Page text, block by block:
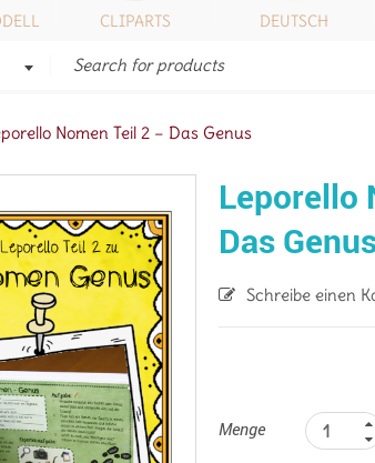
CLIPARTS DEUTSCH
Nomen Teil 2 – Das Genus
Leporello
Das
Schreibe einen
Menge